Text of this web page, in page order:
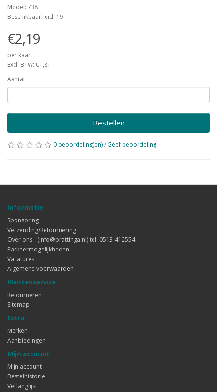
Model: 738
Beschikbaarheid: 19
€2,19
per kaart
Excl. BTW: €1,81
Aantal
Bestellen
0 beoordeling(en)/ Geef beoordeling
Informatie
Sponsoring
Verzending/Retournering
Over ons - (info@brattinga.nl) tel: 0513-412554
Parkeermogelijkheden
Vacatures
Algemene voorwaarden
Klantenservice
Retourneren
Sitemap
Extra
Merken
Aanbiedingen
Mijn account
Mijn account
Bestelhistorie
Verlanglijst